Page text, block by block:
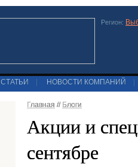
Регион:
СТАТЬИ НОВОСТИ КОМПАНИЙ
Главная // Блоги
Акции и
сентябре